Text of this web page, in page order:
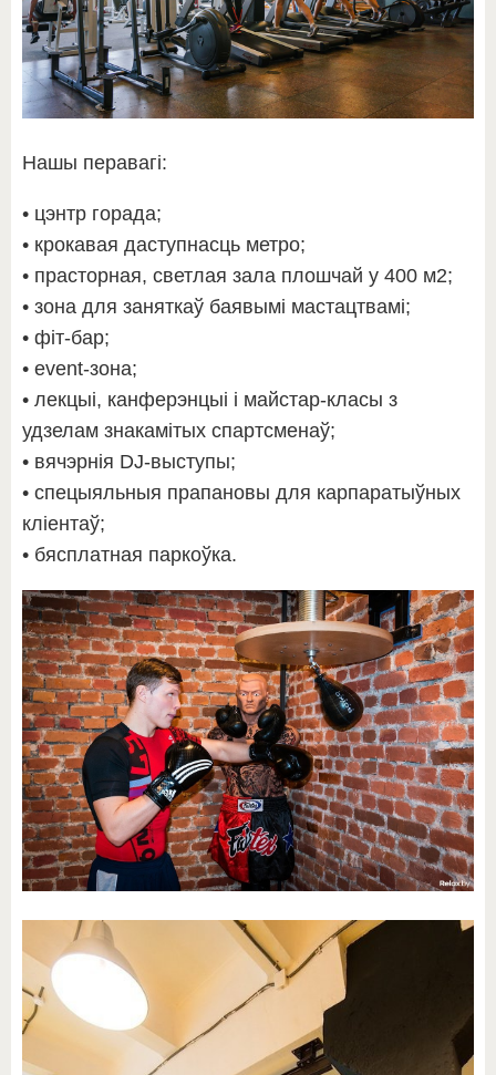
Нашы перавагі:
• цэнтр горада;
• крокавая даступнасць метро;
• прасторная, светлая зала плошчай у 400 м2;
• зона для заняткаў баявымі мастацтвамі;
• фіт-бар;
• event-зона;
• лекцыі, канферэнцыі і майстар-класы з
удзелам знакамітых спартсменаў;
• вячэрнія DJ-выступы;
• спецыяльныя прапановы для карпаратыўных
кліентаў;
• бясплатная паркоўка.